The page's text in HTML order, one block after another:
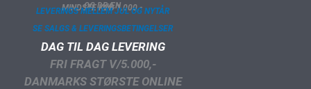
OG DRÆN
MINDSTE KØB 1.000,-
LEVERINGS MELLEM JUL OG NYTÅR
SE SALGS & LEVERINGSBETINGELSER
DAG TIL DAG LEVERING
FRI FRAGT V/5.000,-
DANMARKS STØRSTE ONLINE